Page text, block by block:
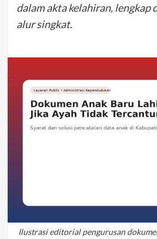
dalam akta kelahiran, lengkap
alur singkat.
Ilustrasi editorial pengurusan